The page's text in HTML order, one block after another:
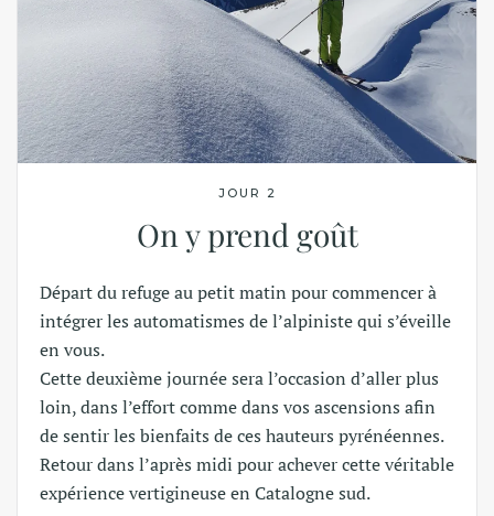
JOUR 2
On y prend goût
Départ du refuge au petit matin pour commencer à
intégrer les automatismes de l’alpiniste qui s’éveille
en vous.
Cette deuxième journée sera l’occasion d’aller plus
loin, dans l’effort comme dans vos ascensions afin
de sentir les bienfaits de ces hauteurs pyrénéennes.
Retour dans l’après midi pour achever cette véritable
expérience vertigineuse en Catalogne sud.